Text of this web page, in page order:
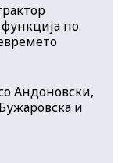
по
Андоновски,
и